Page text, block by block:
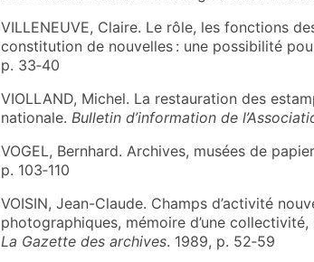
VILLENEUVE, Claire. Le rôle, les fonctions
constitution de nouvelles : une possibilité
p. 33‑40
VIOLLAND, Michel. La restauration des
nationale. Bulletin d’information de
VOGEL, Bernhard. Archives, musées de
p. 103‑110
VOISIN, Jean-Claude. Champs d’activité
photographiques, mémoire d’une collectivité,
La Gazette des archives. 1989, p. 52‑59